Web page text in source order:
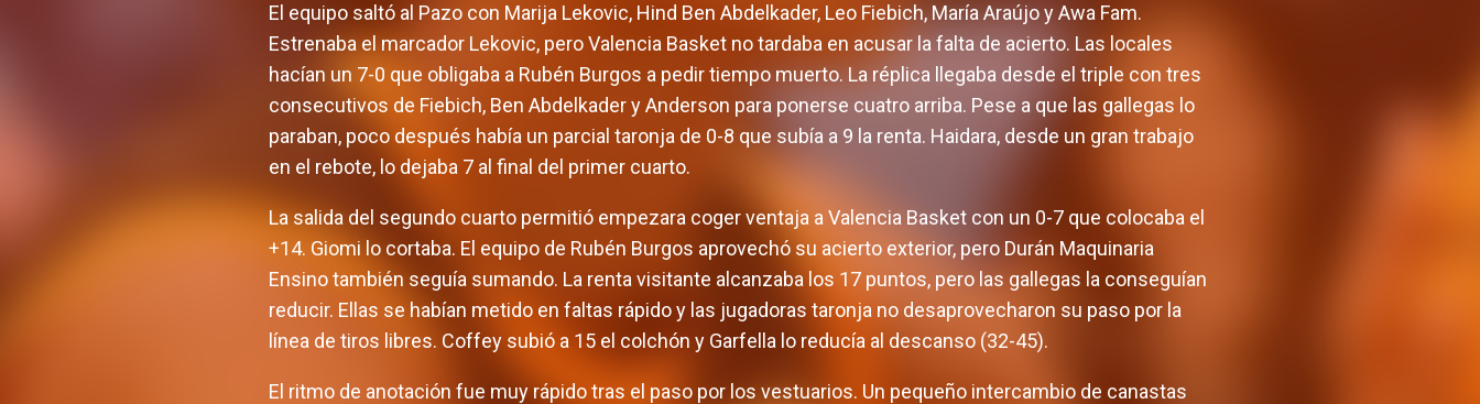
El equipo saltó al Pazo con Marija Lekovic, Hind Ben Abdelkader, Leo Fiebich, María Araújo y Awa Fam.
Estrenaba el marcador Lekovic, pero Valencia Basket no tardaba en acusar la falta de acierto. Las locales
hacían un 7-0 que obligaba a Rubén Burgos a pedir tiempo muerto. La réplica llegaba desde el triple con tres
consecutivos de Fiebich, Ben Abdelkader y Anderson para ponerse cuatro arriba. Pese a que las gallegas lo
paraban, poco después había un parcial taronja de 0-8 que subía a 9 la renta. Haidara, desde un gran trabajo
en el rebote, lo dejaba 7 al final del primer cuarto.
La salida del segundo cuarto permitió empezara coger ventaja a Valencia Basket con un 0-7 que colocaba el
+14. Giomi lo cortaba. El equipo de Rubén Burgos aprovechó su acierto exterior, pero Durán Maquinaria
Ensino también seguía sumando. La renta visitante alcanzaba los 17 puntos, pero las gallegas la conseguían
reducir. Ellas se habían metido en faltas rápido y las jugadoras taronja no desaprovecharon su paso por la
línea de tiros libres. Coffey subió a 15 el colchón y Garfella lo reducía al descanso (32-45).
El ritmo de anotación fue muy rápido tras el paso por los vestuarios. Un pequeño intercambio de canastas